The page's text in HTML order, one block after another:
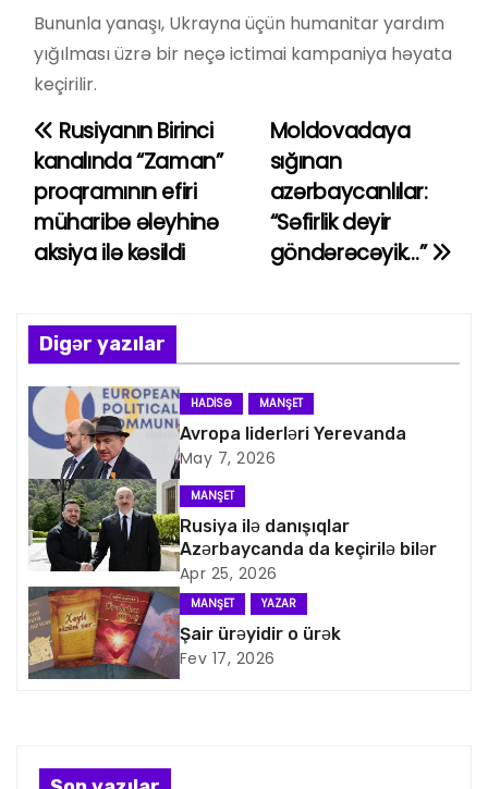
Bununla yanaşı, Ukrayna üçün humanitar yardım
yığılması üzrə bir neçə ictimai kampaniya həyata
keçirilir.
Y
a
z
n
a
v
i
q
a
s
i
y
s
Moldovadaya
sığınan
azərbaycanlılar:
“Səfirlik deyir
göndərəcəyik…”
Rusiyanın Birinci
kanalında “Zaman”
proqramının efiri
müharibə əleyhinə
aksiya ilə kəsildi
Digər yazılar
HADISƏ MANŞET
Avropa liderləri Yerevanda
May 7, 2026
MANŞET
Rusiya ilə danışıqlar
Azərbaycanda da keçirilə bilər
Apr 25, 2026
MANŞET YAZAR
Şair ürəyidir o ürək
Fev 17, 2026